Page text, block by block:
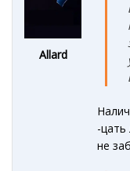
Allard
-цать
не